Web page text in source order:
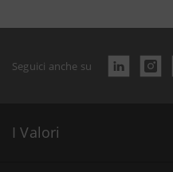
Seguici anche su
I Valori